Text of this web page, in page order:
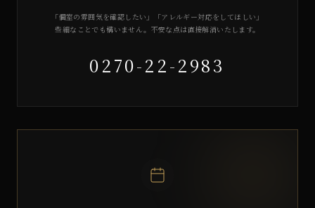
「個室の雰囲気を確認したい」「アレルギー対応をしてほしい」
些細なことでも構いません。不安な点は直接解消いたします。
0270-22-2983